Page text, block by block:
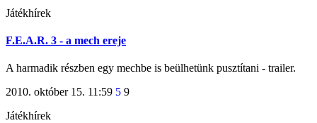
Játékhírek
F.E.A.R. 3 - a mech ereje
A harmadik részben egy mechbe is beülhetünk pusztítani - trailer.
2010. október 15. 11:59 5 9
Játékhírek